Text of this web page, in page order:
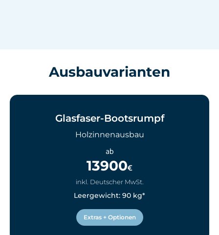
Ausbauvarianten
Glasfaser-Bootsrumpf
Holzinnenausbau
ab
13900€
inkl. Deutscher MwSt.
Leergewicht: 90 kg*
Extras + Optionen